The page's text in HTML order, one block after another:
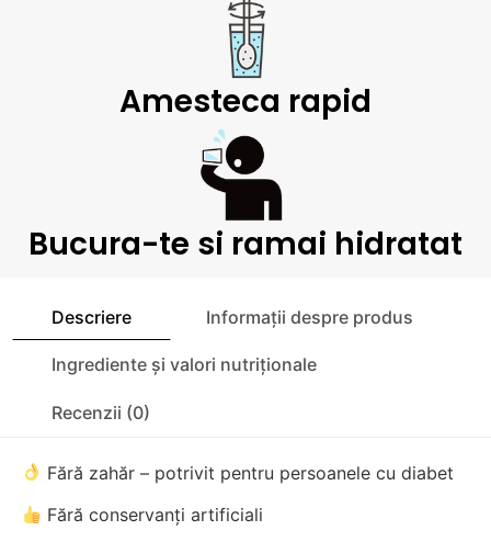
Amesteca rapid
Bucura-te si ramai hidratat
Descriere Informații despre produs
Ingrediente și valori nutriționale
Recenzii (0)
Fără zahăr – potrivit pentru persoanele cu diabet
Fără conservanți artificiali